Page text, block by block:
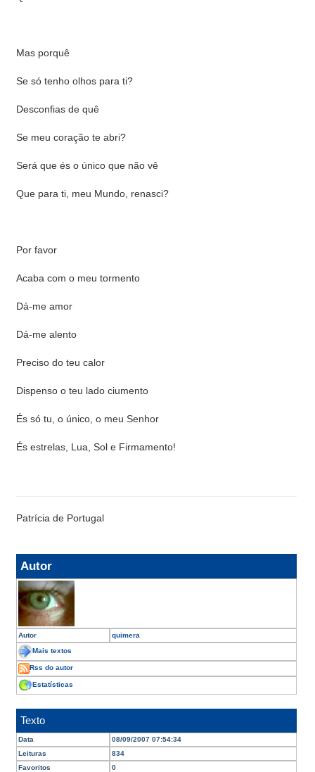
Mas porquê
Se só tenho olhos para ti?
Desconfias de quê
Se meu coração te abri?
Será que és o único que não vê
Que para ti, meu Mundo, renasci?
Por favor
Acaba com o meu tormento
Dá-me amor
Dá-me alento
Preciso do teu calor
Dispenso o teu lado ciumento
És só tu, o único, o meu Senhor
És estrelas, Lua, Sol e Firmamento!
Patrícia de Portugal
Autor
Autor quimera
Mais textos
Rss do autor
Estatísticas
Texto
Data
08/09/2007 07:54:34
Leituras
834
Favoritos
0